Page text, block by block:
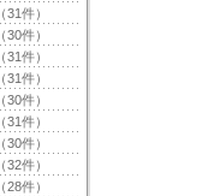
（31件）
（30件）
（31件）
（31件）
（30件）
（31件）
（30件）
（32件）
（28件）